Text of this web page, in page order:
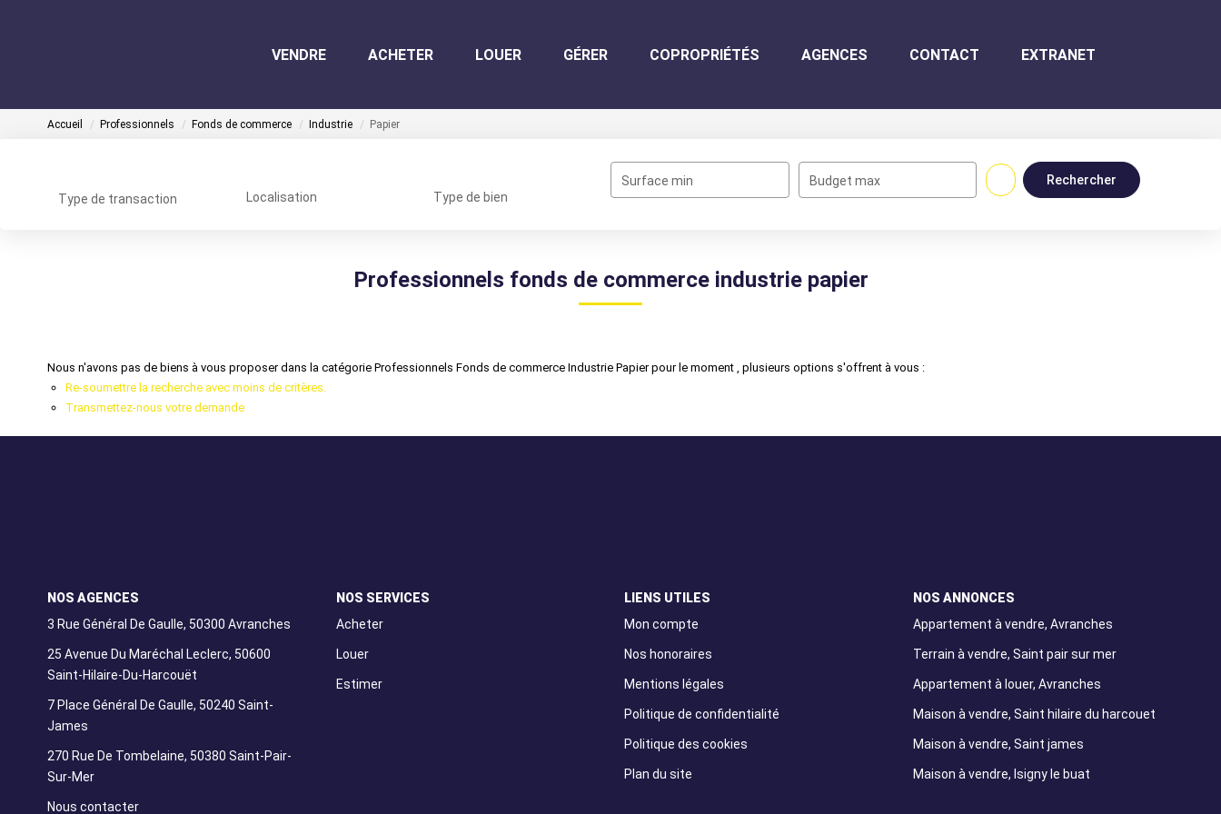
VENDRE ACHETER LOUER GÉRER COPROPRIÉTÉS AGENCES CONTACT EXTRANET
Accueil Professionnels Fonds de commerce Industrie Papier
Type de transaction Localisation Type de bien
Surface min Budget max
Professionnels fonds de commerce industrie papier
Nous n'avons pas de biens à vous proposer dans la catégorie Professionnels Fonds de commerce Industrie Papier pour le moment , plusieurs options s'offrent à vous :
Re-soumettre la recherche avec moins de critères.
Transmettez-nous votre demande
NOS AGENCES
3 Rue Général De Gaulle, 50300 Avranches
25 Avenue Du Maréchal Leclerc, 50600
Saint-Hilaire-Du-Harcouët
7 Place Général De Gaulle, 50240 Saint-
James
270 Rue De Tombelaine, 50380 Saint-Pair-
Sur-Mer
Nous contacter
NOS SERVICES
Acheter
Louer
Estimer
LIENS UTILES
Mon compte
Nos honoraires
Mentions légales
Politique de confidentialité
Politique des cookies
Plan du site
NOS ANNONCES
Appartement à vendre, Avranches
Terrain à vendre, Saint pair sur mer
Appartement à louer, Avranches
Maison à vendre, Saint hilaire du harcouet
Maison à vendre, Saint james
Maison à vendre, Isigny le buat